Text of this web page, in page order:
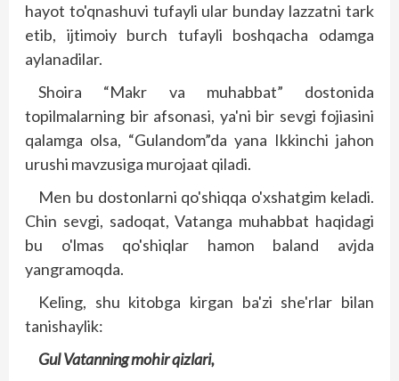
hayot to'qnashuvi tufayli ular bunday lazzatni tark
etib, ijtimoiy burch tufayli boshqacha odamga
aylanadilar.
Shoira “Makr va muhabbat” dostonida
topilmalarning bir afsonasi, ya'ni bir sevgi fojiasini
qalamga olsa, “Gulandom”da yana Ikkinchi jahon
urushi mavzusiga murojaat qiladi.
Men bu dostonlarni qo'shiqqa o'xshatgim keladi.
Chin sevgi, sadoqat, Vatanga muhabbat haqidagi
bu o'lmas qo'shiqlar hamon baland avjda
yangramoqda.
Keling, shu kitobga kirgan ba'zi she'rlar bilan
tanishaylik:
Gul Vatanning mohir qizlari,